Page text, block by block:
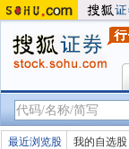
最近浏览股 我的自选股